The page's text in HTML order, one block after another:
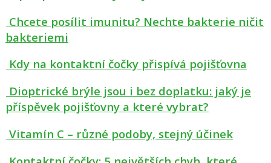
Chcete posílit imunitu? Nechte bakterie ničit
bakteriemi
Kdy na kontaktní čočky přispívá pojišťovna
Dioptrické brýle jsou i bez doplatku: jaký je
příspěvek pojišťovny a které vybrat?
Vitamín C – různé podoby, stejný účinek